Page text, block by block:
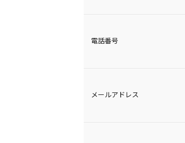
電話番号
メールアドレス